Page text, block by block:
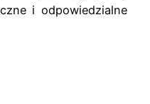
i odpowiedzialne